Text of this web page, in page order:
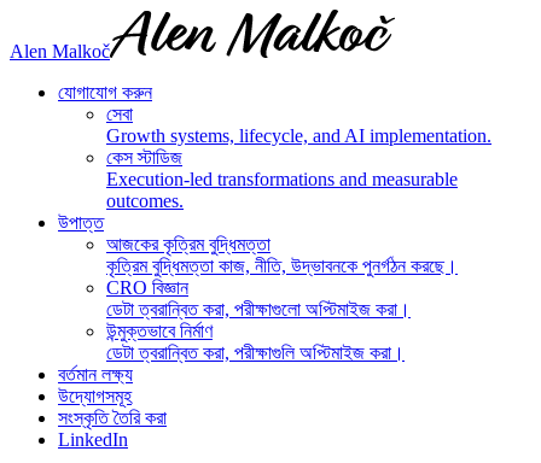
Alen Malkoč
যোগাযোগ করুন
সেবা
Growth systems, lifecycle, and AI implementation.
কেস স্টাডিজ
Execution-led transformations and measurable
outcomes.
উপাত্ত
আজকের কৃত্রিম বুদ্ধিমত্তা
কৃত্রিম বুদ্ধিমত্তা কাজ, নীতি, উদ্ভাবনকে পুনর্গঠন করছে।
CRO বিজ্ঞান
ডেটা ত্বরান্বিত করা, পরীক্ষাগুলো অপ্টিমাইজ করা।
উন্মুক্তভাবে নির্মাণ
ডেটা ত্বরান্বিত করা, পরীক্ষাগুলি অপ্টিমাইজ করা।
বর্তমান লক্ষ্য
উদ্যোগসমূহ
সংস্কৃতি তৈরি করা
LinkedIn